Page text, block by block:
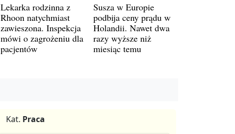
Lekarka rodzinna z
Rhoon natychmiast
zawieszona. Inspekcja
mówi o zagrożeniu dla
pacjentów
Susza w Europie
podbija ceny prądu w
Holandii. Nawet dwa
razy wyższe niż
miesiąc temu
Kat. Praca